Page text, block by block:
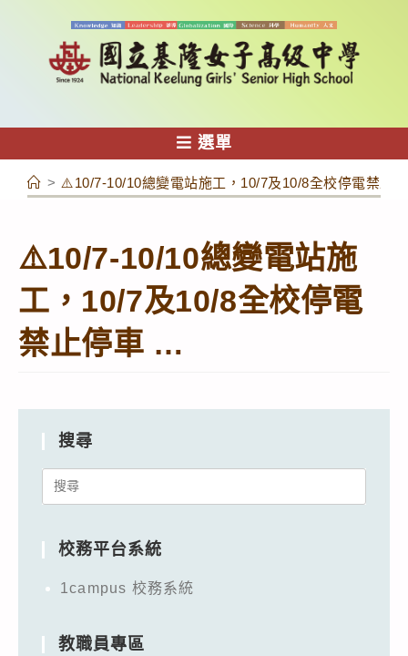
容
選單
> ⚠️10/7-10/10總變電站施工，10/7及10/8全校停電禁止
⚠️10/7-10/10總變電站施
工，10/7及10/8全校停電
禁止停車 …
搜尋
Search
校務平台系統
1campus 校務系統
教職員專區